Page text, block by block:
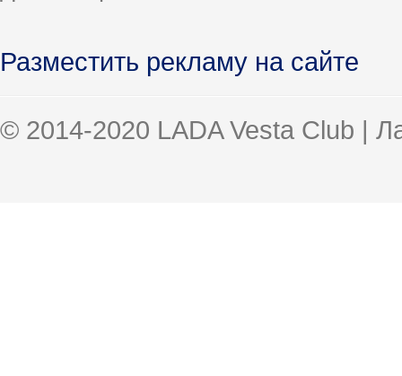
Разместить рекламу на сайте
© 2014-2020 LADA Vesta Club |